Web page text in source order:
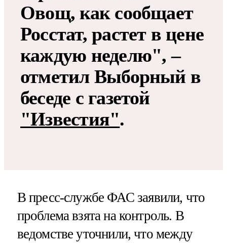
Овощ, как сообщает
Росстат, растет в цене
каждую неделю", –
отметил Выборный в
беседе с газетой
"Известия".
В пресс-службе ФАС заявили, что
проблема взята на контроль. В
ведомстве уточнили, что между